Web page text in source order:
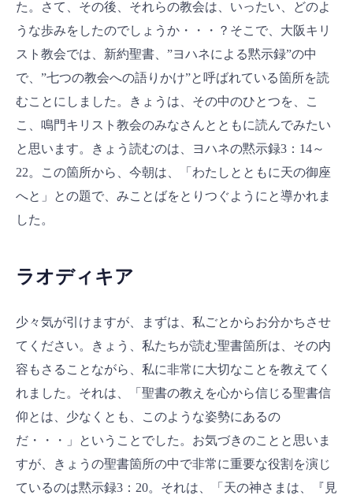
た。さて、その後、それらの教会は、いったい、どのよ
うな歩みをしたのでしょうか・・・？そこで、大阪キリ
スト教会では、新約聖書、”ヨハネによる黙示録”の中
で、”七つの教会への語りかけ”と呼ばれている箇所を読
むことにしました。きょうは、その中のひとつを、こ
こ、鳴門キリスト教会のみなさんとともに読んでみたい
と思います。きょう読むのは、ヨハネの黙示録3：14～
22。この箇所から、今朝は、「わたしとともに天の御座
へと」との題で、みことばをとりつぐようにと導かれま
した。
ラオディキア
少々気が引けますが、まずは、私ごとからお分かちさせ
てください。きょう、私たちが読む聖書箇所は、その内
容もさることながら、私に非常に大切なことを教えてく
れました。それは、「聖書の教えを心から信じる聖書信
仰とは、少なくとも、このような姿勢にあるの
だ・・・」ということでした。お気づきのことと思いま
すが、きょうの聖書箇所の中で非常に重要な役割を演じ
ているのは黙示録3：20。それは、「天の神さまは、『見